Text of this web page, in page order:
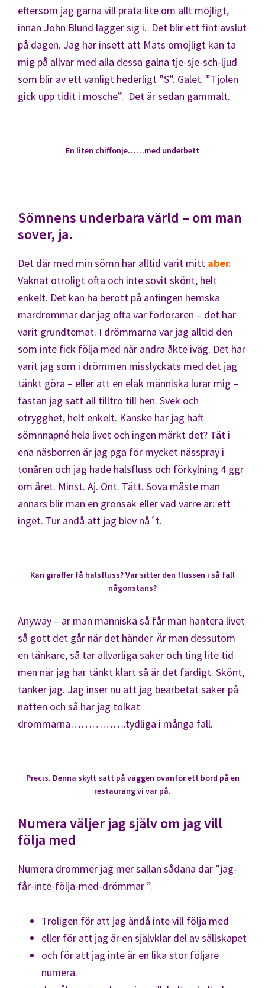
eftersom jag gärna vill prata lite om allt möjligt,
innan John Blund lägger sig i. Det blir ett fint avslut
på dagen. Jag har insett att Mats omöjligt kan ta
mig på allvar med alla dessa galna tje-sje-sch-ljud
som blir av ett vanligt hederligt ”S”. Galet. ”Tjolen
gick upp tidit i mosche”. Det är sedan gammalt.
En liten chiffonje……med underbett
Sömnens underbara värld – om man
sover, ja.
Det där med min sömn har alltid varit mitt aber.
Vaknat otroligt ofta och inte sovit skönt, helt
enkelt. Det kan ha berott på antingen hemska
mardrömmar där jag ofta var förloraren – det har
varit grundtemat. I drömmarna var jag alltid den
som inte fick följa med när andra åkte iväg. Det har
varit jag som i drömmen misslyckats med det jag
tänkt göra – eller att en elak människa lurar mig –
fastän jag satt all tilltro till hen. Svek och
otrygghet, helt enkelt. Kanske har jag haft
sömnnapné hela livet och ingen märkt det? Tät i
ena näsborren är jag pga för mycket nässpray i
tonåren och jag hade halsfluss och förkylning 4 ggr
om året. Minst. Aj. Ont. Tätt. Sova måste man
annars blir man en grönsak eller vad värre är: ett
inget. Tur ändå att jag blev nå´t.
Kan giraffer få halsfluss? Var sitter den flussen i så fall
någonstans?
Anyway – är man människa så får man hantera livet
så gott det går när det händer. Är man dessutom
en tänkare, så tar allvarliga saker och ting lite tid
men när jag har tänkt klart så är det färdigt. Skönt,
tänker jag. Jag inser nu att jag bearbetat saker på
natten och så har jag tolkat
drömmarna…………….tydliga i många fall.
Precis. Denna skylt satt på väggen ovanför ett bord på en
restaurang vi var på.
Numera väljer jag själv om jag vill
följa med
Numera drömmer jag mer sällan sådana där ”jag-
får-inte-följa-med-drömmar ”.
Troligen för att jag ändå inte vill följa med
eller för att jag är en självklar del av sällskapet
och för att jag inte är en lika stor följare
numera.